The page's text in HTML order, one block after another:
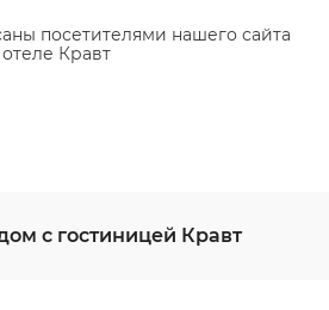
посетителями нашего сайта
Кравт
с гостиницей Кравт